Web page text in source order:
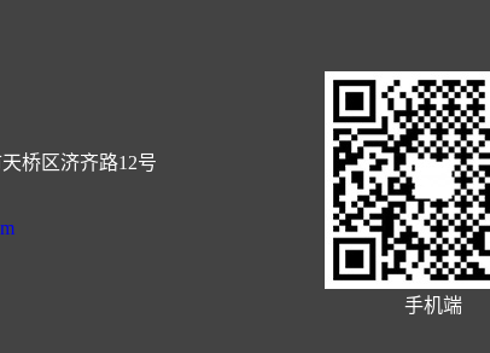
桥区济齐路12号
手机端